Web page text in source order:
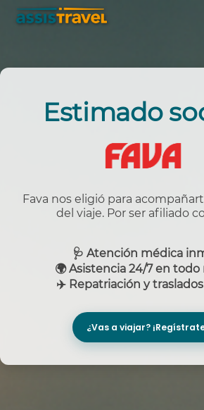
Estimado
Fava nos eligió para
del viaje. Por ser afiliado
🩺 Atención médica
🌍 Asistencia 24/7 en
✈️ Repatriación y
¿Vas a viajar?